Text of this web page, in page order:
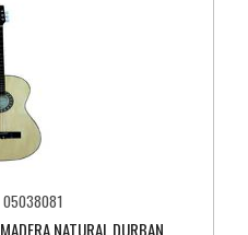
05038081
NATURAL DURBAN